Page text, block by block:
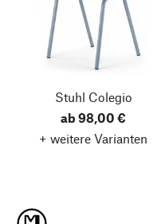
Stuhl Colegio
ab 98,00 €
+ weitere Varianten